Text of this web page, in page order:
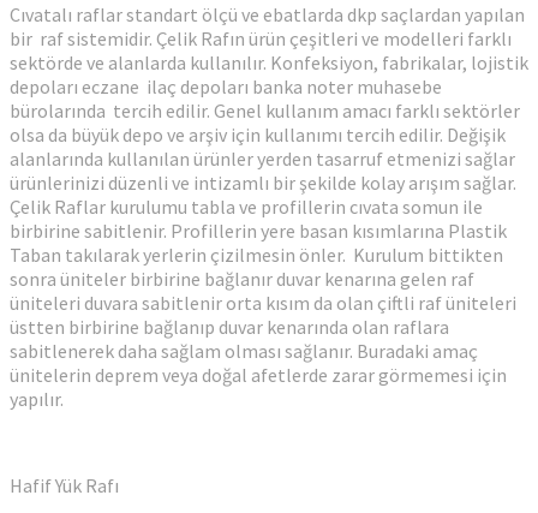
Cıvatalı raflar standart ölçü ve ebatlarda dkp saçlardan yapılan
bir raf sistemidir. Çelik Rafın ürün çeşitleri ve modelleri farklı
sektörde ve alanlarda kullanılır. Konfeksiyon, fabrikalar, lojistik
depoları eczane ilaç depoları banka noter muhasebe
bürolarında tercih edilir. Genel kullanım amacı farklı sektörler
olsa da büyük depo ve arşiv için kullanımı tercih edilir. Değişik
alanlarında kullanılan ürünler yerden tasarruf etmenizi sağlar
ürünlerinizi düzenli ve intizamlı bir şekilde kolay arışım sağlar.
Çelik Raflar kurulumu tabla ve profillerin cıvata somun ile
birbirine sabitlenir. Profillerin yere basan kısımlarına Plastik
Taban takılarak yerlerin çizilmesin önler. Kurulum bittikten
sonra üniteler birbirine bağlanır duvar kenarına gelen raf
üniteleri duvara sabitlenir orta kısım da olan çiftli raf üniteleri
üstten birbirine bağlanıp duvar kenarında olan raflara
sabitlenerek daha sağlam olması sağlanır. Buradaki amaç
ünitelerin deprem veya doğal afetlerde zarar görmemesi için
yapılır.
Hafif Yük Rafı